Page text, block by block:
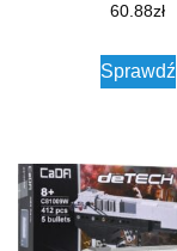
60.88zł
Sprawdź